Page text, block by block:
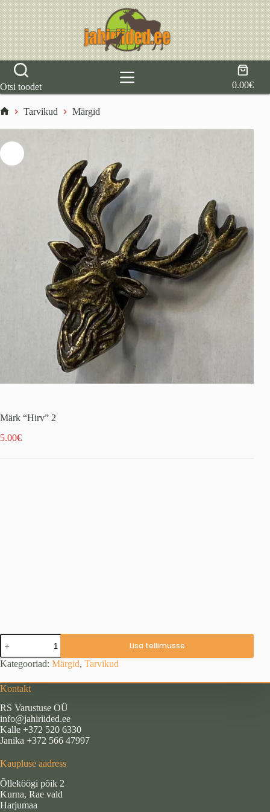
Skip
to
content
Otsi toodet
cart
0.00€
Tarvikud Märgid
Märk “Hirv” 2
5.00€
Märk
"Hirv"
2
kogus
Lisa tellimusse
Kategooriad: Märgid, Tarvikud
Kontakt
RS Varustuse OÜ
info@jahiriided.ee
Kalle +372 520 6330
Janika +372 566 47997
Kaupluse aadress
Õlleköögi põik 2
Kurna, Rae vald
Harjumaa